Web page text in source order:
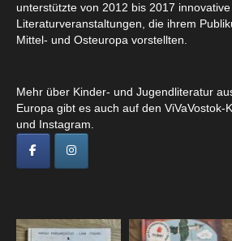
unterstützte von 2012 bis 2017 innovative
Literaturveranstaltungen, die ihrem
Mittel- und Osteuropa vorstellten.
Mehr über Kinder- und Jugendliteratur
Europa gibt es auch auf den ViVaVostok-
und Instagram.